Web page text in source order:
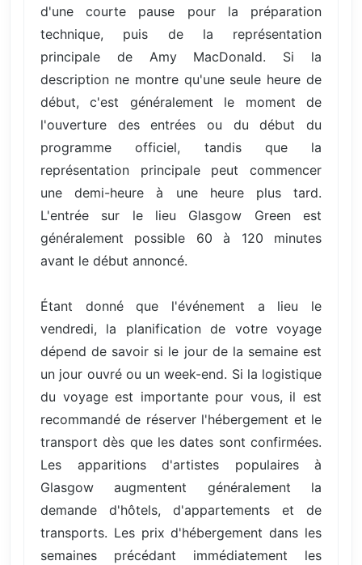
d'une courte pause pour la préparation
technique, puis de la représentation
principale de Amy MacDonald. Si la
description ne montre qu'une seule heure de
début, c'est généralement le moment de
l'ouverture des entrées ou du début du
programme officiel, tandis que la
représentation principale peut commencer
une demi-heure à une heure plus tard.
L'entrée sur le lieu Glasgow Green est
généralement possible 60 à 120 minutes
avant le début annoncé.
Étant donné que l'événement a lieu le
vendredi, la planification de votre voyage
dépend de savoir si le jour de la semaine est
un jour ouvré ou un week-end. Si la logistique
du voyage est importante pour vous, il est
recommandé de réserver l'hébergement et le
transport dès que les dates sont confirmées.
Les apparitions d'artistes populaires à
Glasgow augmentent généralement la
demande d'hôtels, d'appartements et de
transports. Les prix d'hébergement dans les
semaines précédant immédiatement les